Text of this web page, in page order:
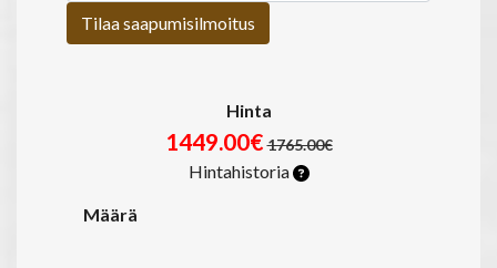
Tilaa saapumisilmoitus
Hinta
1449.00€ 1765.00€
Hintahistoria
Määrä